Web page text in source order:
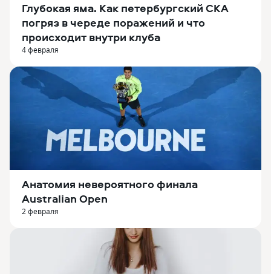
Глубокая яма. Как петербургский СКА
погряз в череде поражений и что
происходит внутри клуба
4 февраля
Анатомия невероятного финала
Australian Open
2 февраля